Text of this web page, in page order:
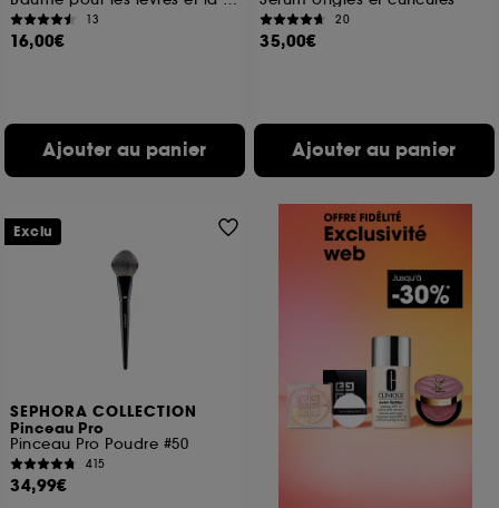
13
16,00€
Ajouter au panier
20
35,00€
Ajouter au panier
SEPHORA COLLECTION
Pinceau Pro
Pinceau Pro Poudre #50
415
34,99€
Exclu